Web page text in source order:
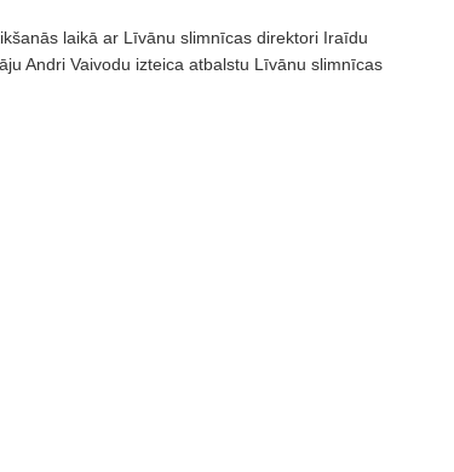
laikā ar Līvānu slimnīcas direktori Iraīdu
Andri Vaivodu izteica atbalstu Līvānu slimnīcas